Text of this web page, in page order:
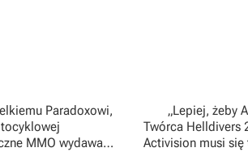
i seriali (głównie tych animowanych).
Paradoxowi,
MMO wydawane
„Lepiej, żeby
Twórca Helldivers
Activision musi się